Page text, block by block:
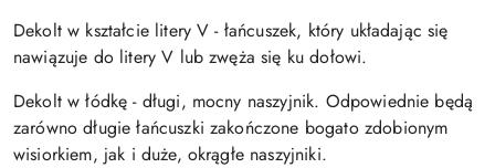
Dekolt w kształcie litery V - łańcuszek, który układając się
nawiązuje do litery V lub zwęża się ku dołowi.
Dekolt w łódkę - długi, mocny naszyjnik. Odpowiednie będą
zarówno długie łańcuszki zakończone bogato zdobionym
wisiorkiem, jak i duże, okrągłe naszyjniki.